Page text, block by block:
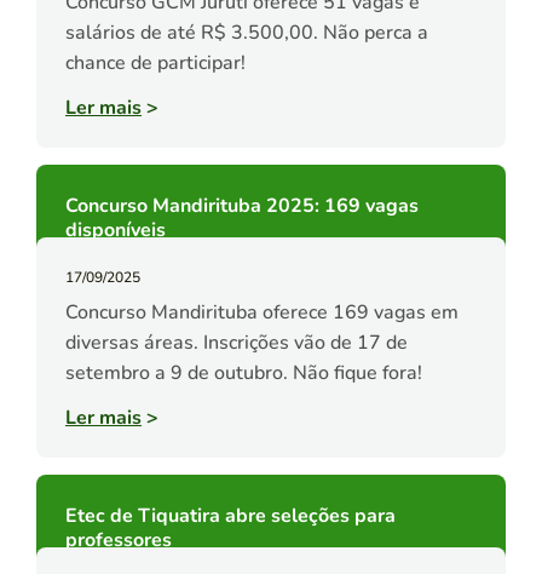
salários de até R$ 3.500,00. Não perca a
chance de participar!
Ler mais>
Concurso Mandirituba 2025: 169 vagas
disponíveis
17/09/2025
Concurso Mandirituba oferece 169 vagas em
diversas áreas. Inscrições vão de 17 de
setembro a 9 de outubro. Não fique fora!
Ler mais>
Etec de Tiquatira abre seleções para
professores